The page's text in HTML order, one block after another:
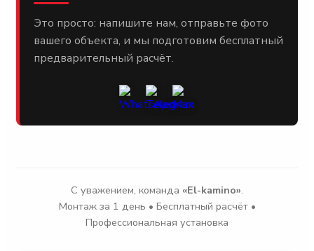
Это просто: напишите нам, отправьте фото
вашего объекта, и мы подготовим бесплатный
предварительный расчёт.
С уважением, команда «El-kamino».
Монтаж за 1 день • Бесплатный расчёт •
Профессиональная установка